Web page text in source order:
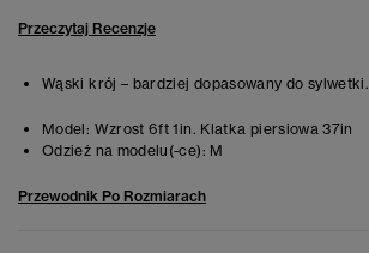
Przeczytaj Recenzje
Wąski krój – bardziej dopasowany do sylwetki.
Model: Wzrost 6ft 1in. Klatka piersiowa 37in
Odzież na modelu(-ce): M
Przewodnik Po Rozmiarach